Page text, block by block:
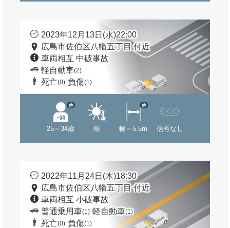
2023年12月13日(水)22:00
広島市佐伯区八幡五丁目 付近
車両相互 中破事故
軽自動車(2)
死亡(0) 負傷(1)
25～34歳
他
晴 幅～5.5m
他
信号なし
2022年11月24日(木)18:30
広島市佐伯区八幡五丁目 付近
車両相互 小破事故
普通乗用車(1) 軽自動車(1)
死亡(0) 負傷(1)